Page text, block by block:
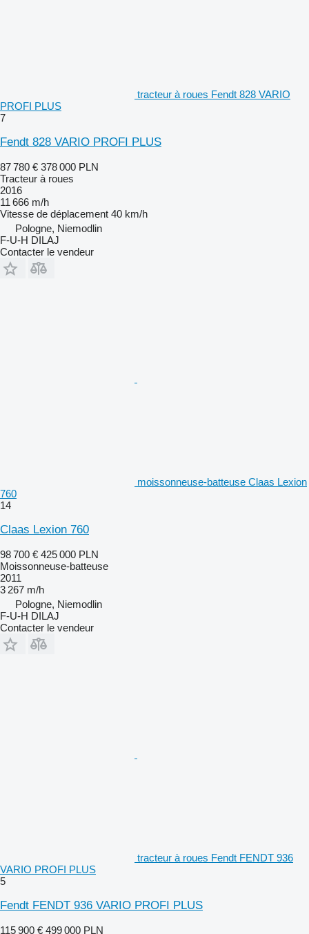
tracteur à roues Fendt 828 VARIO
PROFI PLUS
7
Fendt 828 VARIO PROFI PLUS
87 780 € 378 000 PLN
Tracteur à roues
2016
11 666 m/h
Vitesse de déplacement 40 km/h
Pologne, Niemodlin
F-U-H DILAJ
Contacter le vendeur
moissonneuse-batteuse Claas Lexion
760
14
Claas Lexion 760
98 700 € 425 000 PLN
Moissonneuse-batteuse
2011
3 267 m/h
Pologne, Niemodlin
F-U-H DILAJ
Contacter le vendeur
tracteur à roues Fendt FENDT 936
VARIO PROFI PLUS
5
Fendt FENDT 936 VARIO PROFI PLUS
115 900 € 499 000 PLN